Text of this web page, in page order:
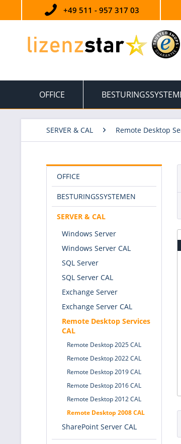
+49 511 - 957 317 03
OFFICE
SERVER & CAL Remote Desktop
OFFICE
BESTURINGSSYSTEMEN
SERVER & CAL
Windows Server
Windows Server CAL
SQL Server
SQL Server CAL
Exchange Server
Exchange Server CAL
Remote Desktop Services
CAL
Remote Desktop 2025 CAL
Remote Desktop 2022 CAL
Remote Desktop 2019 CAL
Remote Desktop 2016 CAL
Remote Desktop 2012 CAL
Remote Desktop 2008 CAL
SharePoint Server CAL